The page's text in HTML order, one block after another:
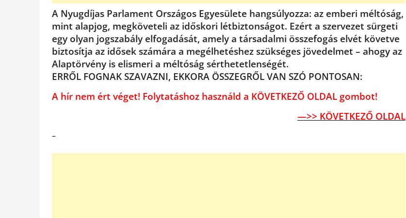
A Nyugdíjas Parlament Országos Egyesülete hangsúlyozza: az emberi méltóság,
mint alapjog, megköveteli az időskori létbiztonságot. Ezért a szervezet sürgeti
egy olyan jogszabály elfogadását, amely a társadalmi összefogás elvét követve
biztosítja az idősek számára a megélhetéshez szükséges jövedelmet – ahogy az
Alaptörvény is elismeri a méltóság sérthetetlenségét.
ERRŐL FOGNAK SZAVAZNI, EKKORA ÖSSZEGRŐL VAN SZÓ PONTOSAN:
A hír nem ért véget! Folytatáshoz használd a KÖVETKEZŐ OLDAL gombot!
—>> KÖVETKEZŐ OLDAL
–